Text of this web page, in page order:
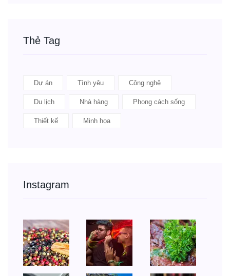
Thẻ Tag
Dự án Tình yêu Công nghệ
Du lịch Nhà hàng Phong cách sống
Thiết kế Minh họa
Instagram